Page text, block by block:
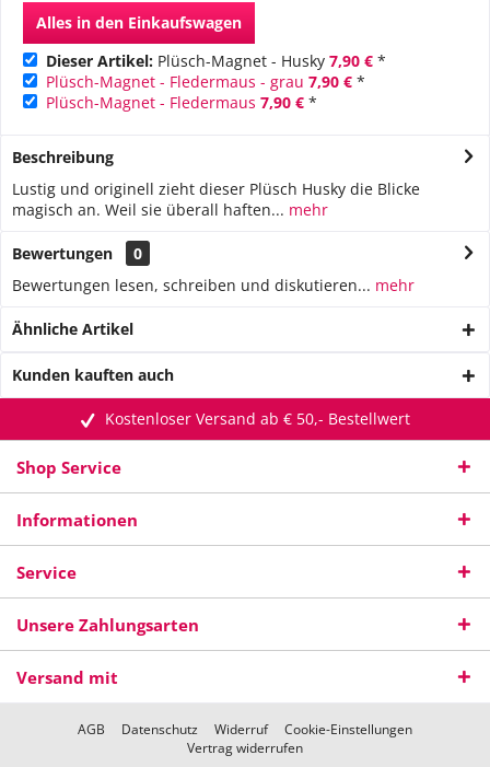
Alles in den Einkaufswagen
Dieser Artikel: Plüsch-Magnet - Husky 7,90 € *
Plüsch-Magnet - Fledermaus - grau 7,90 € *
Plüsch-Magnet - Fledermaus 7,90 € *
Beschreibung
Lustig und originell zieht dieser Plüsch Husky die Blicke
magisch an. Weil sie überall haften... mehr
Bewertungen
0
Bewertungen lesen, schreiben und diskutieren... mehr
Ähnliche Artikel
Kunden kauften auch
Kostenloser Versand ab € 50,- Bestellwert
Shop Service
Informationen
Service
Unsere Zahlungsarten
Versand mit
AGB Datenschutz Widerruf
Cookie-Einstellungen
Vertrag widerrufen